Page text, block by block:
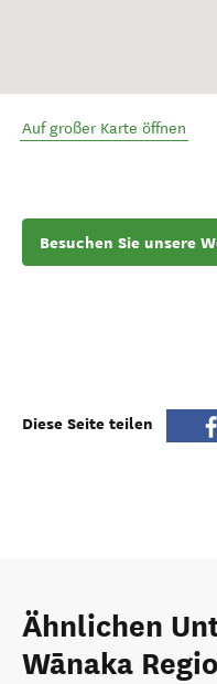
Auf großer Karte öffnen
Besuchen Sie unsere
Diese Seite teilen
Ähnlichen
Wānaka